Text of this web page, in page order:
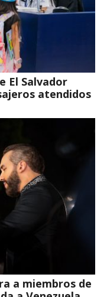
El Salvador
atendidos
a miembros de